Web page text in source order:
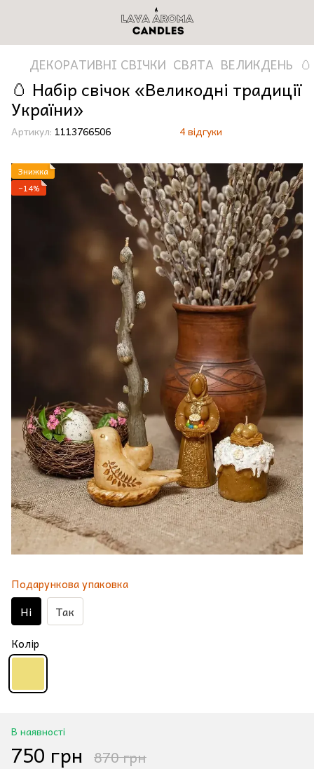
ДЕКОРАТИВНІ СВІЧКИ СВЯТА ВЕЛИКДЕНЬ
🥚 Набір свічок «Великодні традиції
України»
Артикул: 1113766506 4 відгуки
Знижка
−14%
Подарункова упаковка
Ні Так
Колір
В наявності
750 грн 870 грн